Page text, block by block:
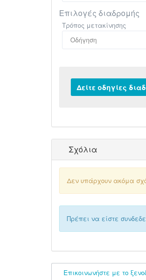
Επιλογές διαδρομής
Τρόπος μετακίνησης
Σχόλια
Δεν υπάρχουν ακόμα
Πρέπει να είστε
Επικοινωνήστε με το